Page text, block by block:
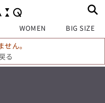
WOMEN BIG SIZE
ん。
る